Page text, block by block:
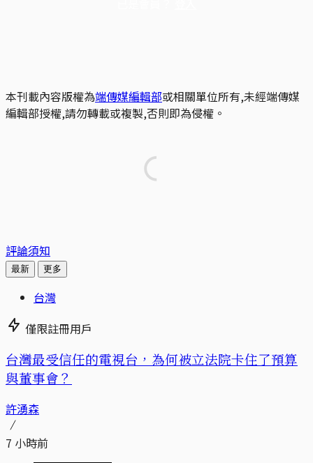
本刊載內容版權為端傳媒編輯部或相關單位所有,未經端傳媒
編輯部授權,請勿轉載或複製,否則即為侵權。
評論須知
最新 更多
台灣
僅限註冊用戶
台灣最受信任的電視台，為何被立法院卡住了預算
與董事會？
許湧森
7 小時前